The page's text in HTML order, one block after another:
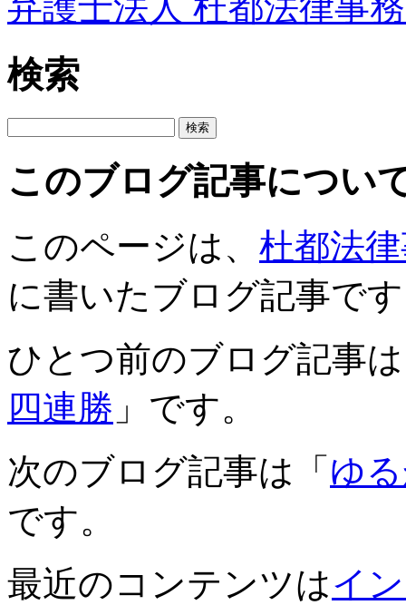
弁護士法人 杜都法律事
検索
このブログ記事につい
このページは、 杜都法
に書いたブログ記事で
ひとつ前のブログ記事
四連勝 」です。
次のブログ記事は「 ゆ
です。
最近のコンテンツはイ